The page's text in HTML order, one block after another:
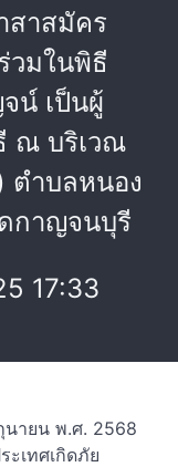
สาสมัคร
วมในพิธี
น์ เป็นผู้
ณ บริเวณ
ตำบลหนอง
กาญจนบุรี
17:33
ายน พ.ศ. 2568
เทศเกิดภัย